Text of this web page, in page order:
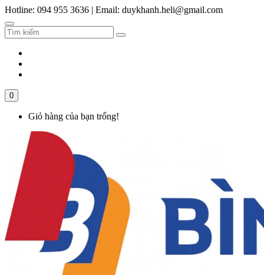
Hotline: 094 955 3636 | Email: duykhanh.heli@gmail.com
0
Giỏ hàng của bạn trống!